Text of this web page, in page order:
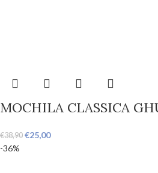
MOCHILA CLASSICA
€38,90 €25,00
-36%